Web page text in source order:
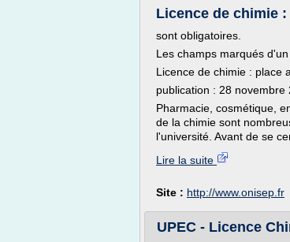
Licence de chimie
sont obligatoires.
Les champs marqués
Licence de chimie : place
publication : 28 novembre
Pharmacie, cosmétique,
de la chimie sont
l'université. Avant de se
Lire la suite
Site : http://www.onisep.fr
UPEC - Licence